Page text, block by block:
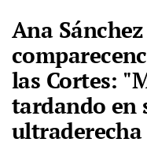
Ana
las Cortes:
tardando en
ultraderecha